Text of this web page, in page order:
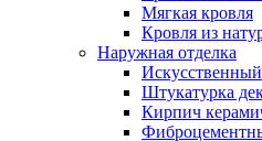
Мягкая кровля
Кровля из
Наружная отделка
Штукатурка
Кирпич